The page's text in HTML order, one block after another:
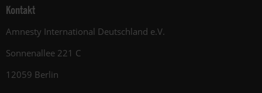
Kontakt
Amnesty International Deutschland e.V.
Sonnenallee 221 C
12059 Berlin